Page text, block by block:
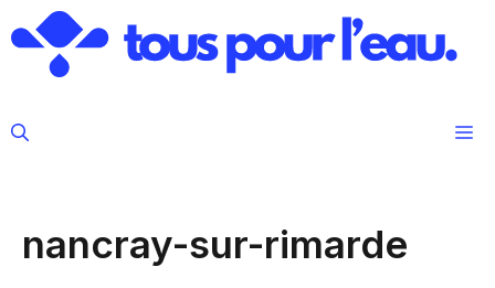
au
contenu
nancray-sur-rimarde